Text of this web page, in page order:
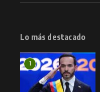
Lo más destacado
1